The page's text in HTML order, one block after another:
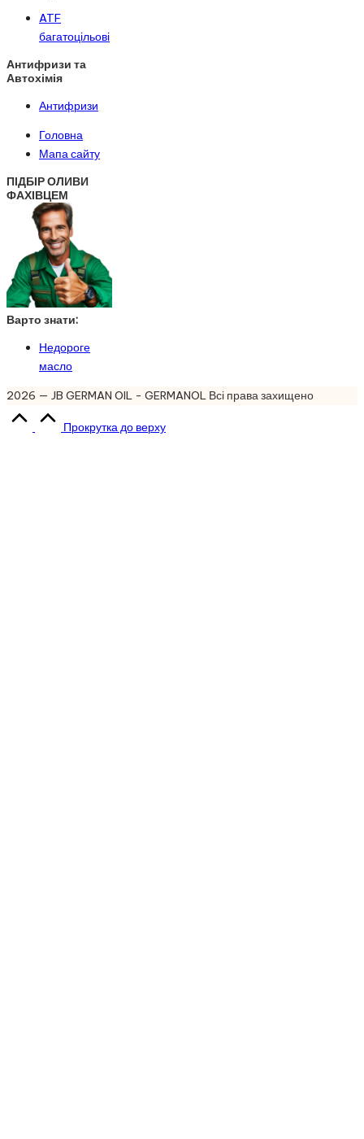
ATF
багатоцільові
Антифризи та
Автохімія
Антифризи
Головна
Мапа сайту
ПІДБІР ОЛИВИ
ФАХІВЦЕМ
Варто знати:
Недороге
масло
2026 — JB GERMAN OIL - GERMANOL Всі права захищено
Прокрутка до верху